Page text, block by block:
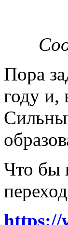
Пора
году и,
Что бы
https://